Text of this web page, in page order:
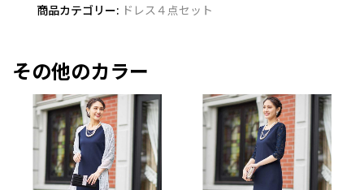
商品カテゴリー: ドレス４点セット
その他のカラー